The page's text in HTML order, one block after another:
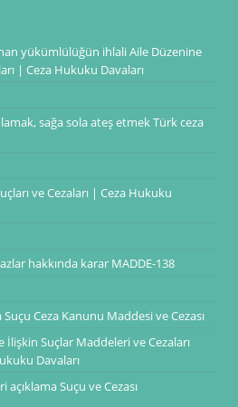
yükümlülüğün ihlali Aile Düzenine
| Ceza Hukuku Davaları
sağa sola ateş etmek Türk ceza
ve Cezaları | Ceza Hukuku
hakkında karar MADDE-138
Ceza Kanunu Maddesi ve Cezası
İlişkin Suçlar Maddeleri ve Cezaları
Davaları
Suçu ve Cezası